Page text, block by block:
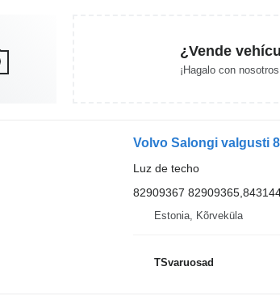
¿Vende
¡Hagalo con
Volvo Salongi valgusti
Luz de techo
82909367
Estonia, Kõrveküla
TSvaruosad